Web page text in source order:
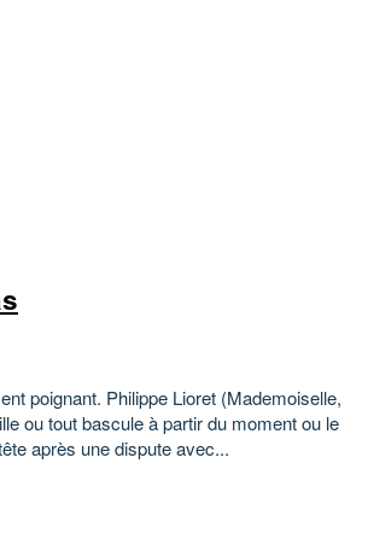
poignant. Philippe Lioret (Mademoiselle,
ou tout bascule à partir du moment ou le
après une dispute avec...